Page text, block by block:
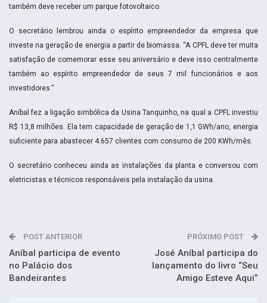
também deve receber um parque fotovoltaico.
O secretário lembrou ainda o espírito empreendedor da empresa que
investe na geração de energia a partir de biomassa. “A CPFL deve ter muita
satisfação de comemorar esse seu aniversário e deve isso centralmente
também ao espírito empreendedor de seus 7 mil funcionários e aos
investidores.”
Aníbal fez a ligação simbólica da Usina Tanquinho, na qual a CPFL investiu
R$ 13,8 milhões. Ela tem capacidade de geração de 1,1 GWh/ano, energia
suficiente para abastecer 4.657 clientes com consumo de 200 KWh/mês.
O secretário conheceu ainda as instalações da planta e conversou com
eletricistas e técnicos responsáveis pela instalação da usina.
POST ANTERIOR
Aníbal participa de evento
no Palácio dos
Bandeirantes
PRÓXIMO POST
José Aníbal participa do
lançamento do livro “Seu
Amigo Esteve Aqui”